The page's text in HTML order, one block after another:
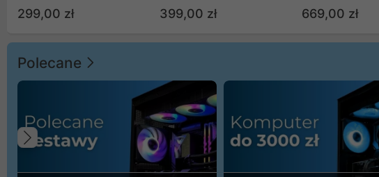
299,00 zł 399,00 zł 669,00 zł
Polecane
Poprzedni